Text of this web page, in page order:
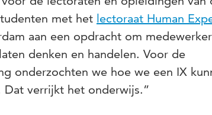
met het lectoraat Human
aan een opdracht om
denken en handelen. Voor de
onderzochten we hoe we een IX
Dat verrijkt het onderwijs.”